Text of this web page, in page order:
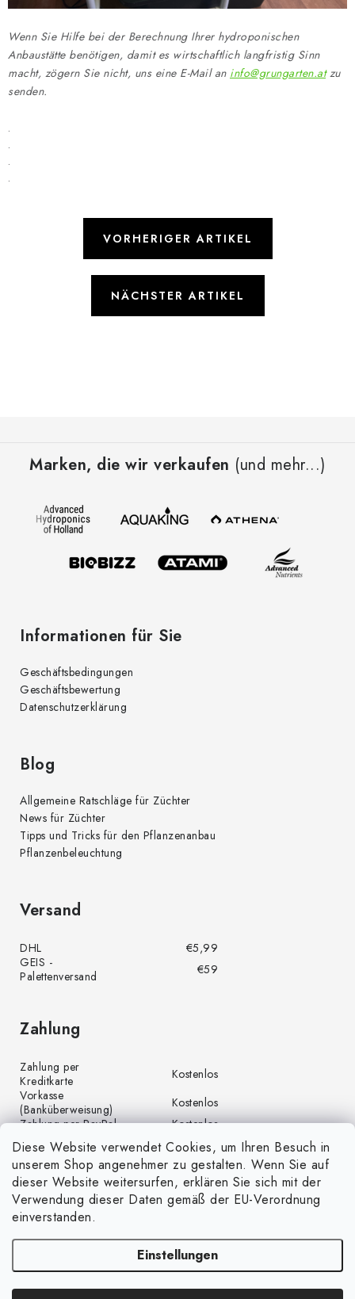
Diese Website verwendet Cookies, um Ihren Besuch in
unserem Shop angenehmer zu gestalten. Wenn Sie auf
dieser Website weitersurfen, erklären Sie sich mit der
Verwendung dieser Daten gemäß der EU-Verordnung
einverstanden.
Einstellungen
Wenn Sie Hilfe bei der Berechnung Ihrer hydroponischen
Anbaustätte benötigen, damit es wirtschaftlich langfristig Sinn
macht, zögern Sie nicht, uns eine E-Mail an info@grungarten.atzu
senden.
.
.
.
.
VORHERIGER ARTIKEL
NÄCHSTER ARTIKEL
Marken, die wir verkaufen (und mehr...)
Informationen für Sie
Geschäftsbedingungen
Geschäftsbewertung
Datenschutzerklärung
Blog
Allgemeine Ratschläge für Züchter
News für Züchter
Tipps und Tricks für den Pflanzenanbau
Pflanzenbeleuchtung
Versand
DHL
€5,99
GEIS -
Palettenversand
€59
Zahlung
Zahlung per
Kreditkarte
Kostenlos
Vorkasse
(Banküberweisung)
Kostenlos
Zahlung per PayPal
Kostenlos
Copyright 2026GrünGarten.at. Alle Rechte vorbehalten.Cookie-Einstellungen